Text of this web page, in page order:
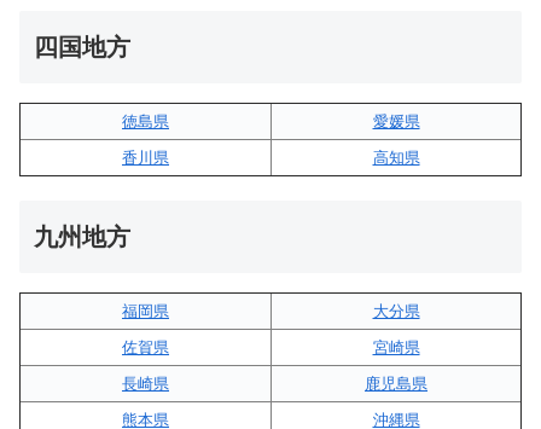
四国地方
徳島県
愛媛県
香川県
高知県
九州地方
福岡県
大分県
佐賀県
宮崎県
長崎県
鹿児島県
熊本県
沖縄県